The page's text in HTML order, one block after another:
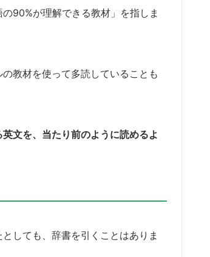
90%が理解できる教材」を指しま
教材を使って多読していることも
英文を、当たり前のように読めるよ
しても、辞書を引くことはありま